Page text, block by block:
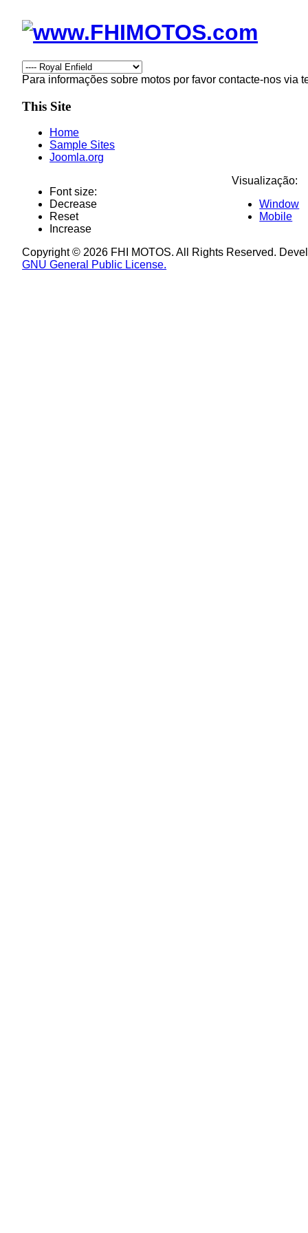
Para informações sobre motos por favor contacte-nos via
This Site
Home
Sample Sites
Joomla.org
Font size:
Decrease
Reset
Increase
Visualização:
Window
Mobile
Copyright © 2026 FHI MOTOS. All Rights Reserved.
GNU General Public License.